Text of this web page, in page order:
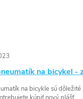
na bicykel -
na bicykle sú